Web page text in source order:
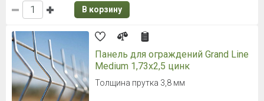
В корзину
Панель для ограждений Grand Line
Medium 1,73x2,5 цинк
Толщина прутка 3,8 мм